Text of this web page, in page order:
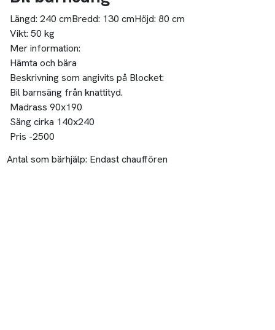
Längd: 240 cmBredd: 130 cmHöjd: 80 cm
Vikt: 50 kg
Mer information:
Hämta och bära
Beskrivning som angivits på Blocket:
Bil barnsäng från knattityd.
Madrass 90x190
Säng cirka 140x240
Pris -2500
Antal som bärhjälp: Endast chauffören